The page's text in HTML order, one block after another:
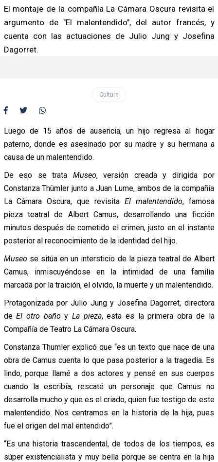
El montaje de la compañía La Cámara Oscura revisita el
argumento de "El malentendido", del autor francés, y
cuenta con las actuaciones de Julio Jung y Josefina
Dagorret.
Cultura
Luego de 15 años de ausencia, un hijo regresa al hogar
paterno, donde es asesinado por su madre y su hermana a
causa de un malentendido.
De eso se trata Museo, versión creada y dirigida por
Constanza Thümler junto a Juan Lume, ambos de la compañía
La Cámara Oscura, que revisita El malentendido, famosa
pieza teatral de Albert Camus, desarrollando una ficción
minutos después de cometido el crimen, justo en el instante
posterior al reconocimiento de la identidad del hijo.
Museo se sitúa en un intersticio de la pieza teatral de Albert
Camus, inmiscuyéndose en la intimidad de una familia
marcada por la traición, el olvido, la muerte y un malentendido.
Protagonizada por Julio Jung y Josefina Dagorret, directora
deEl otro baño y La pieza, esta es la primera obra de la
Compañía de Teatro La Cámara Oscura.
Constanza Thumler explicó que “es un texto que nace de una
obra de Camus cuenta lo que pasa posterior a la tragedia. Es
lindo, porque llamé a dos actores y pensé en sus cuerpos
cuando la escribía, rescaté un personaje que Camus no
desarrolla mucho y que es el criado, quien fue testigo de este
malentendido. Nos centramos en la historia de la hija, pues
fue el origen del mal entendido”.
“Es una historia trascendental, de todos de los tiempos, es
súper existencialista y muy bella porque se centra en la hija